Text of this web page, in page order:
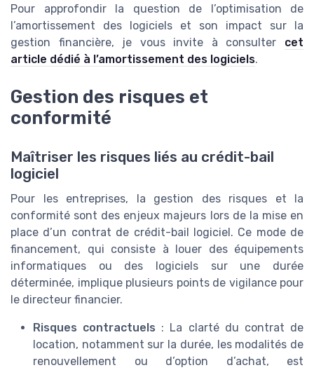
Pour approfondir la question de l’optimisation de
l’amortissement des logiciels et son impact sur la
gestion financière, je vous invite à consulter cet
article dédié à l’amortissement des logiciels.
Gestion des risques et
conformité
Maîtriser les risques liés au crédit-bail
logiciel
Pour les entreprises, la gestion des risques et la
conformité sont des enjeux majeurs lors de la mise en
place d’un contrat de crédit-bail logiciel. Ce mode de
financement, qui consiste à louer des équipements
informatiques ou des logiciels sur une durée
déterminée, implique plusieurs points de vigilance pour
le directeur financier.
Risques contractuels : La clarté du contrat de
location, notamment sur la durée, les modalités de
renouvellement ou d’option d’achat, est